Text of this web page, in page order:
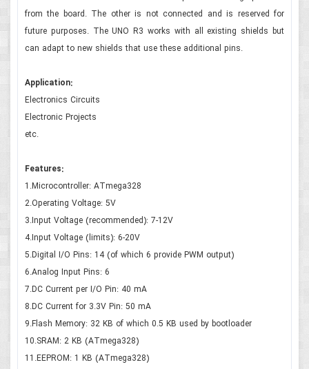
from the board. The other is not connected and is reserved for
future purposes. The UNO R3 works with all existing shields but
can adapt to new shields that use these additional pins.
Application:
Electronics Circuits
Electronic Projects
etc.
Features:
1.Microcontroller: ATmega328
2.Operating Voltage: 5V
3.Input Voltage (recommended): 7-12V
4.Input Voltage (limits): 6-20V
5.Digital I/O Pins: 14 (of which 6 provide PWM output)
6.Analog Input Pins: 6
7.DC Current per I/O Pin: 40 mA
8.DC Current for 3.3V Pin: 50 mA
9.Flash Memory: 32 KB of which 0.5 KB used by bootloader
10.SRAM: 2 KB (ATmega328)
11.EEPROM: 1 KB (ATmega328)